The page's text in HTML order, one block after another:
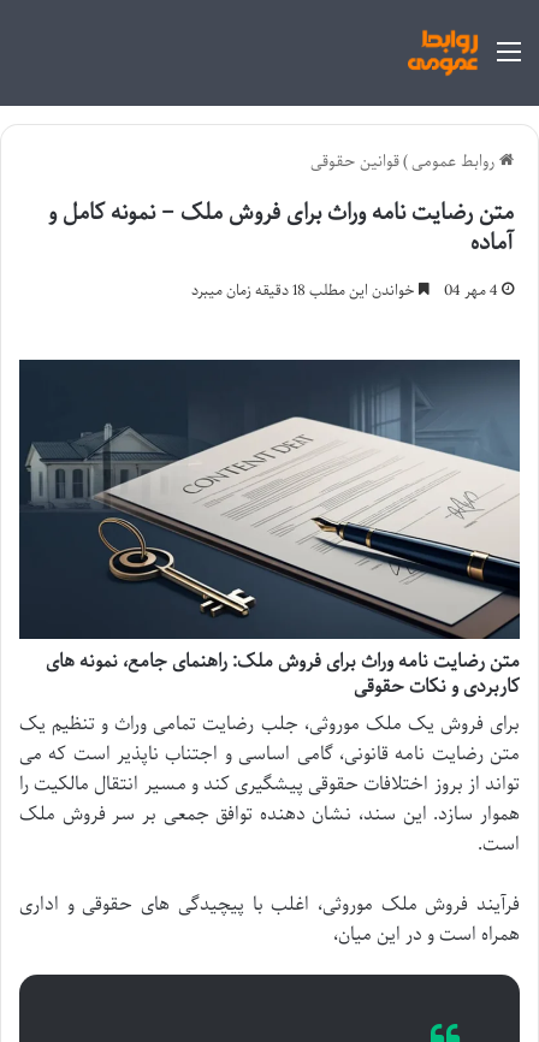
منو
روابط عمومی)قوانین حقوقی
متن رضایت نامه وراث برای فروش ملک – نمونه کامل و
آماده
4 مهر 04 خواندن این مطلب 18 دقیقه زمان میبرد
متن رضایت نامه وراث برای فروش ملک: راهنمای جامع، نمونه های
کاربردی و نکات حقوقی
برای فروش یک ملک موروثی، جلب رضایت تمامی وراث و تنظیم یک
متن رضایت نامه قانونی، گامی اساسی و اجتناب ناپذیر است که می
تواند از بروز اختلافات حقوقی پیشگیری کند و مسیر انتقال مالکیت را
هموار سازد. این سند، نشان دهنده توافق جمعی بر سر فروش ملک
است.
فرآیند فروش ملک موروثی، اغلب با پیچیدگی های حقوقی و اداری
همراه است و در این میان،